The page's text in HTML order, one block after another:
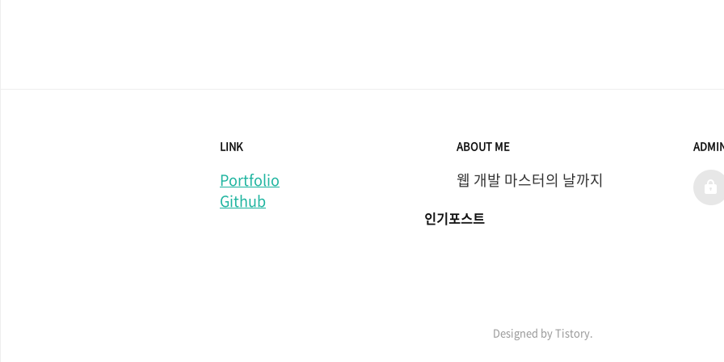
LINK
Portfolio
Github
ABOUT ME
웹 개발 마스터의 날까지
인기포스트
Designed by Tistory.